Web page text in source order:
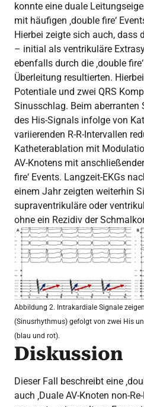
konnte eine duale
mit häufigen ‚double fire‘
Hierbei zeigte sich auch, dass
– initial als ventrikuläre
ebenfalls durch die ‚double
Überleitung resultierten.
Potentiale und zwei QRS
Sinusschlag. Beim
des His-Signals infolge von
variierenden R-R-Intervallen
Katheterablation mit
AV-Knotens mit
fire‘ Events. Langzeit-EKGs
einem Jahr zeigten weiterhin
supraventrikuläre oder
ohne ein Rezidiv der
Abbildung 2. Intrakardiale Signale
(Sinusrhythmus) gefolgt von zwei His
(blau und rot).
Diskussion
Dieser Fall beschreibt eine
auch ‚Duale AV-Knoten non-